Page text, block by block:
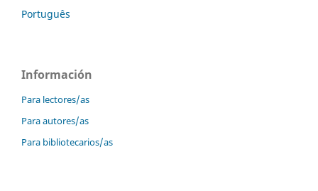
Português
Información
Para lectores/as
Para autores/as
Para bibliotecarios/as